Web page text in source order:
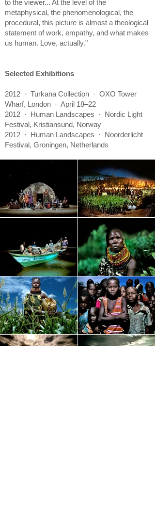
to the viewer... At the level of the
metaphysical, the phenomenological, the
procedural, this picture is almost a theological
statement of work, empathy, and what makes
us human. Love, actually."
Selected Exhibitions
2012 · Turkana Collection · OXO Tower
Wharf, London · April 18–22
2012 · Human Landscapes · Nordic Light
Festival, Kristiansund, Norway
2012 · Human Landscapes · Noorderlicht
Festival, Groningen, Netherlands